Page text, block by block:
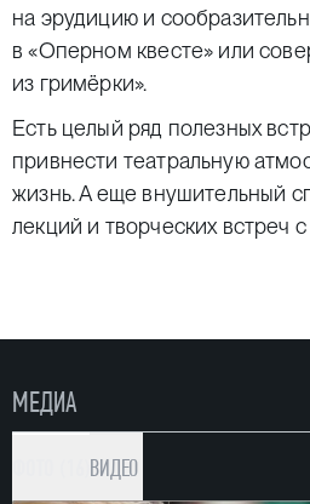
на эрудицию и
в «Оперном квесте» или
из гримёрки».
Есть целый ряд полезных
привнести театральную
жизнь. А еще внушительный
лекций и творческих встреч
МЕДИА
ВИДЕО